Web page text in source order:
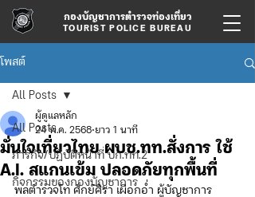
กองบัญชาการตำรวจท่องเที่ยว
TOURIST POLICE BUREAU
โพสต์
All Posts
ภารกิจ/ปฏิบัติหน้าที่ บก.ทท.2
กิจกรรมของกองบัญชาการ
All Posts
มั่นใจเที่ยวไทย ผบช.ทท.สั่งการ ใช้
A.I. สแกนเข้ม ปลอดภัยทุกพื้นที่
ผู้ดูแลหลัก
24 พ.ค. 2568 ยาว 1 นาที
พลตำรวจโท ศักย์ศิรา เผือกอ่ำ ผู้บัญชาการ